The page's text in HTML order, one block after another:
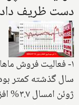
دست ظریف داد
سال گذشته کمتر
ژوئن